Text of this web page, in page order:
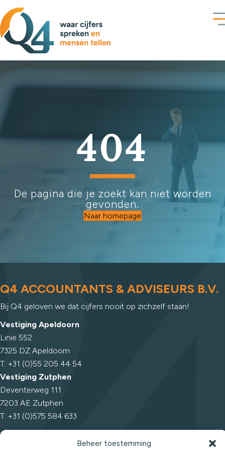
Beheer toestemming
404
De pagina die je zoekt kan niet worden
gevonden.
Naar homepage
Q4 ACCOUNTANTS & ADVISEURS B.V.
Bij Q4 geloven we dat cijfers nooit op zichzelf staan!
Vestiging Apeldoorn
Linie 552
7325 DZ Apeldoorn
T: +31 (0)55 205 44 54
Vestiging Zutphen
Deventerweg 111
7203 AE Zutphen
T: +31 (0)575 584 633
Q4 Accountants & Adviseurs B.V. is aangesloten bij: